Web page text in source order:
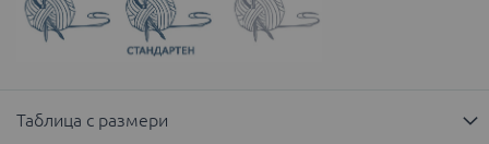
Таблица с размери